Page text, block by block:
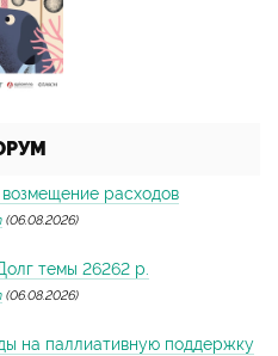
расходов
(06.08.2026)
темы 26262 р.
(06.08.2026)
на паллиативную поддержку